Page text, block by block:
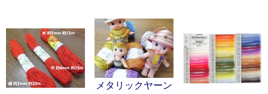
メタリックヤーン